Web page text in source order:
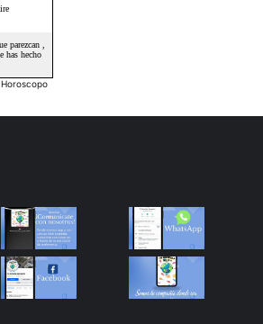
Horoscopo